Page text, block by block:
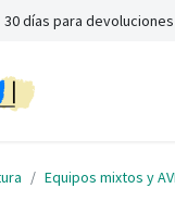
30 días para
Equipos mixtos y